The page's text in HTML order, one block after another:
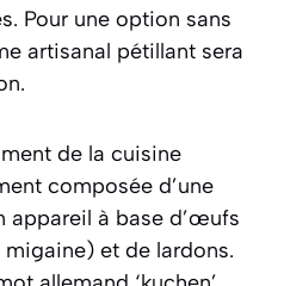
Pour une option sans
artisanal pétillant sera
de la cuisine
composée d’une
appareil à base d’œufs
et de lardons.